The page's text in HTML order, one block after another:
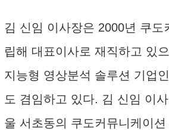
김 신임 이사장은 2000년 쿠도
립해 대표이사로 재직하고 있
지능형 영상분석 솔루션 기업
도 겸임하고 있다. 김 신임 이
울 서초동의 쿠도커뮤니케이